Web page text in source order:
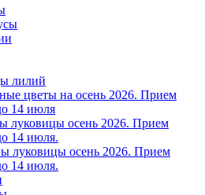
лилий
цветы на осень 2026. Прием
14 июля
луковицы осень 2026. Прием
14 июля.
луковицы осень 2026. Прием
14 июля.